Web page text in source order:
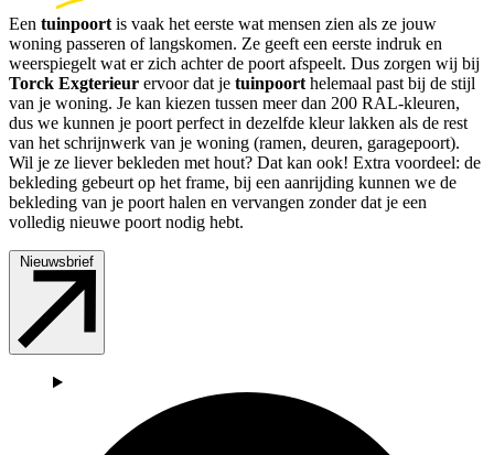
Een tuinpoort is vaak het eerste wat mensen zien als ze jouw
woning passeren of langskomen. Ze geeft een eerste indruk en
weerspiegelt wat er zich achter de poort afspeelt. Dus zorgen wij bij
Torck Exgterieur ervoor dat je tuinpoort helemaal past bij de stijl
van je woning. Je kan kiezen tussen meer dan 200 RAL-kleuren,
dus we kunnen je poort perfect in dezelfde kleur lakken als de rest
van het schrijnwerk van je woning (ramen, deuren, garagepoort).
Wil je ze liever bekleden met hout? Dat kan ook! Extra voordeel: de
bekleding gebeurt op het frame, bij een aanrijding kunnen we de
bekleding van je poort halen en vervangen zonder dat je een
volledig nieuwe poort nodig hebt.
Nieuwsbrief